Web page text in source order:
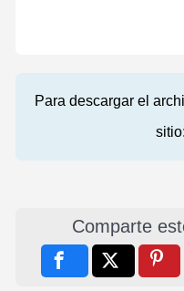
Para descargar el
Comparte